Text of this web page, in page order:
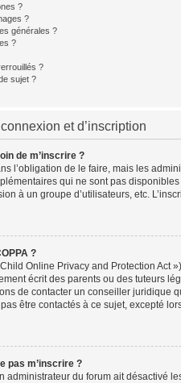
?
?
générales ?
?
?
sujet ?
et d’inscription
de m’inscrire ?
l’obligation de le faire, mais les
qui ne sont pas
à un groupe d’utilisateurs, etc.
?
Online Privacy and Protection
écrit des parents ou des tuteurs
de contacter un conseiller juridique
être contactés à ce sujet, excepté
pas m’inscrire ?
administrateur du forum ait désactivé